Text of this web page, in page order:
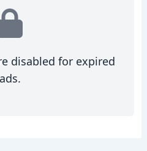
disabled for expired
ads.